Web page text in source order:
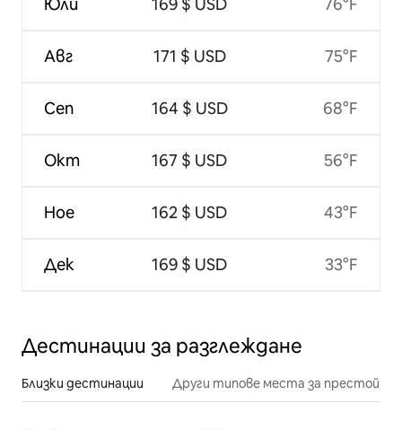
Юли
Авг
Сеп
Окт
Ное
Дек
169 $ USD
171 $ USD
164 $ USD
167 $ USD
162 $ USD
169 $ USD
76°F
75°F
68°F
56°F
43°F
33°F
Дестинации за разглеждане
Близки дестинации Други типове места за престой